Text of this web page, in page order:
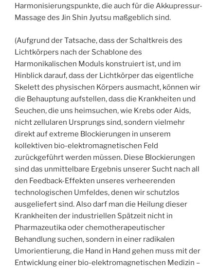
Harmonisierungspunkte, die auch für die Akkupressur-
Massage des Jin Shin Jyutsu maßgeblich sind.
(Aufgrund der Tatsache, dass der Schaltkreis des
Lichtkörpers nach der Schablone des
Harmonikalischen Moduls konstruiert ist, und im
Hinblick darauf, dass der Lichtkörper das eigentliche
Skelett des physischen Körpers ausmacht, können wir
die Behauptung aufstellen, dass die Krankheiten und
Seuchen, die uns heimsuchen, wie Krebs oder Aids,
nicht zellularen Ursprungs sind, sondern vielmehr
direkt auf extreme Blockierungen in unserem
kollektiven bio-elektromagnetischen Feld
zurückgeführt werden müssen. Diese Blockierungen
sind das unmittelbare Ergebnis unserer Sucht nach all
den Feedback-Effekten unseres verheerenden
technologischen Umfeldes, denen wir schutzlos
ausgeliefert sind. Also darf man die Heilung dieser
Krankheiten der industriellen Spätzeit nicht in
Pharmazeutika oder chemotherapeutischer
Behandlung suchen, sondern in einer radikalen
Umorientierung, die Hand in Hand gehen muss mit der
Entwicklung einer bio-elektromagnetischen Medizin –